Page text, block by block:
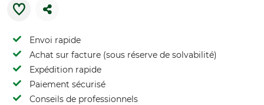
Envoi rapide
Achat sur facture (sous réserve de solvabilité)
Expédition rapide
Paiement sécurisé
Conseils de professionnels